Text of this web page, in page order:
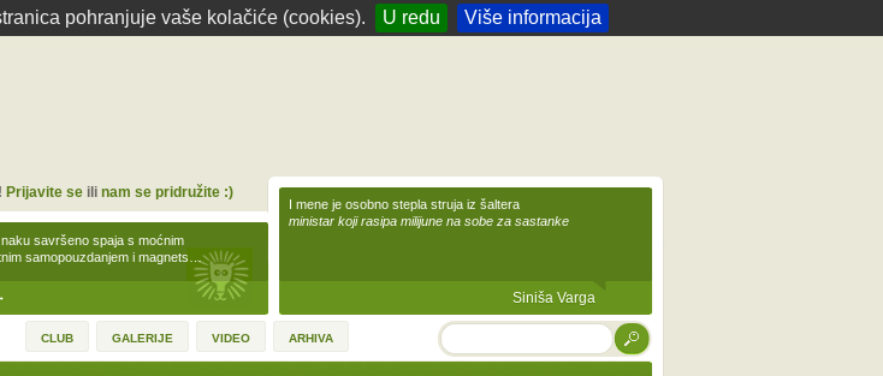
pohranjuje vaše kolačiće (cookies). U redu Više informacija
savršeno spaja s moćnim
samopouzdanjem i magnets…
Prijavite seili nam se pridružite :)
I mene je osobno stepla struja iz šaltera
ministar koji rasipa milijune na sobe za sastanke
Siniša Varga
CLUB GALERIJE VIDEO ARHIVA TRAŽI